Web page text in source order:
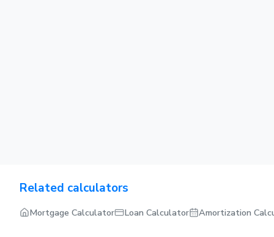
Related calculators
Mortgage Calculator Loan Calculator Amortization